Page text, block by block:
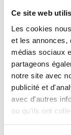
Ce site web
Les cookies
et les annonces,
médias sociaux
partageons
notre site avec
publicité et
avec d'autres
ou qu'ils ont
services.
Puis-je